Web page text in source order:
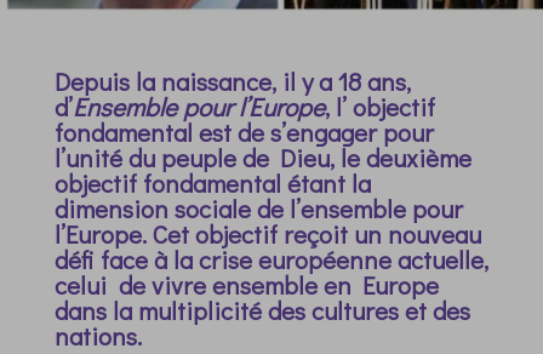
Depuis la naissance, il y a 18 ans,
d’Ensemble pour l’Europe, l’ objectif
fondamental est de s’engager pour
l’unité du peuple de Dieu, le deuxième
objectif fondamental étant la
dimension sociale de l’ensemble pour
l’Europe. Cet objectif reçoit un nouveau
défi face à la crise européenne actuelle,
celui de vivre ensemble en Europe
dans la multiplicité des cultures et des
nations.